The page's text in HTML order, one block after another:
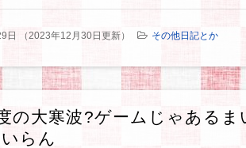
日 （2023年12月30日更新） その他日記とか
の大寒波?ゲームじゃあるま
らん